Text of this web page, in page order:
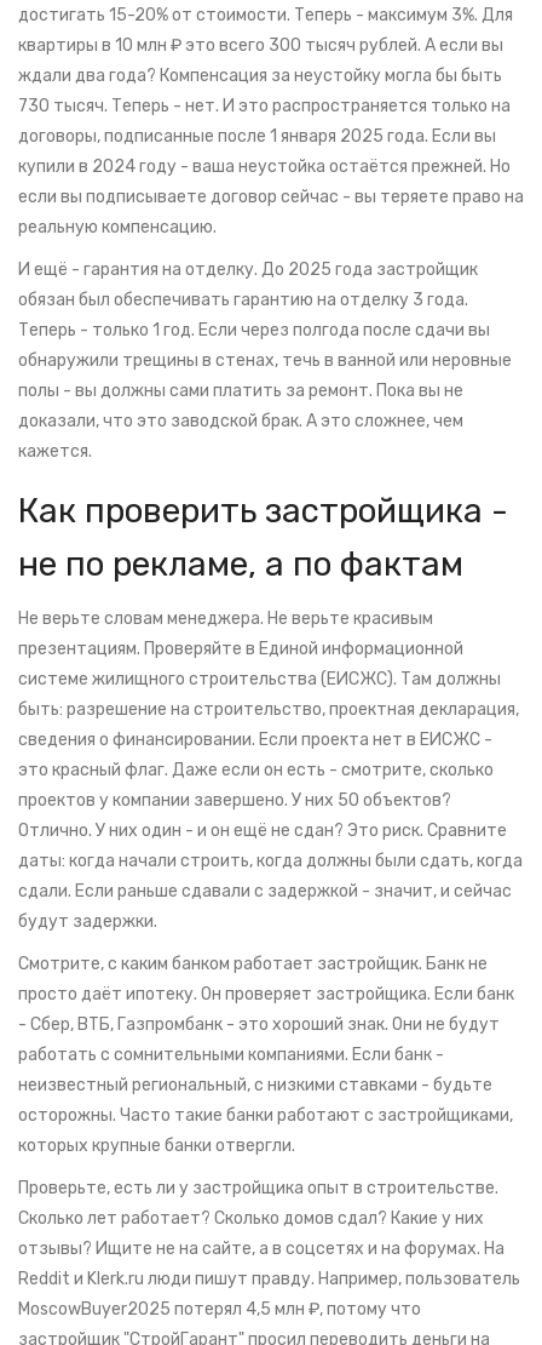
достигать 15-20% от стоимости. Теперь - максимум 3%. Для
квартиры в 10 млн ₽ это всего 300 тысяч рублей. А если вы
ждали два года? Компенсация за неустойку могла бы быть
730 тысяч. Теперь - нет. И это распространяется только на
договоры, подписанные после 1 января 2025 года. Если вы
купили в 2024 году - ваша неустойка остаётся прежней. Но
если вы подписываете договор сейчас - вы теряете право на
реальную компенсацию.
И ещё - гарантия на отделку. До 2025 года застройщик
обязан был обеспечивать гарантию на отделку 3 года.
Теперь - только 1 год. Если через полгода после сдачи вы
обнаружили трещины в стенах, течь в ванной или неровные
полы - вы должны сами платить за ремонт. Пока вы не
доказали, что это заводской брак. А это сложнее, чем
кажется.
Как проверить застройщика -
не по рекламе, а по фактам
Не верьте словам менеджера. Не верьте красивым
презентациям. Проверяйте в Единой информационной
системе жилищного строительства (ЕИСЖС). Там должны
быть: разрешение на строительство, проектная декларация,
сведения о финансировании. Если проекта нет в ЕИСЖС -
это красный флаг. Даже если он есть - смотрите, сколько
проектов у компании завершено. У них 50 объектов?
Отлично. У них один - и он ещё не сдан? Это риск. Сравните
даты: когда начали строить, когда должны были сдать, когда
сдали. Если раньше сдавали с задержкой - значит, и сейчас
будут задержки.
Смотрите, с каким банком работает застройщик. Банк не
просто даёт ипотеку. Он проверяет застройщика. Если банк
- Сбер, ВТБ, Газпромбанк - это хороший знак. Они не будут
работать с сомнительными компаниями. Если банк -
неизвестный региональный, с низкими ставками - будьте
осторожны. Часто такие банки работают с застройщиками,
которых крупные банки отвергли.
Проверьте, есть ли у застройщика опыт в строительстве.
Сколько лет работает? Сколько домов сдал? Какие у них
отзывы? Ищите не на сайте, а в соцсетях и на форумах. На
Reddit и Klerk.ru люди пишут правду. Например, пользователь
MoscowBuyer2025 потерял 4,5 млн ₽, потому что
застройщик "СтройГарант" просил переводить деньги на